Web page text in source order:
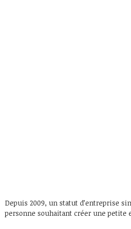
Depuis 2009, un statut d’entreprise
personne souhaitant créer une petite